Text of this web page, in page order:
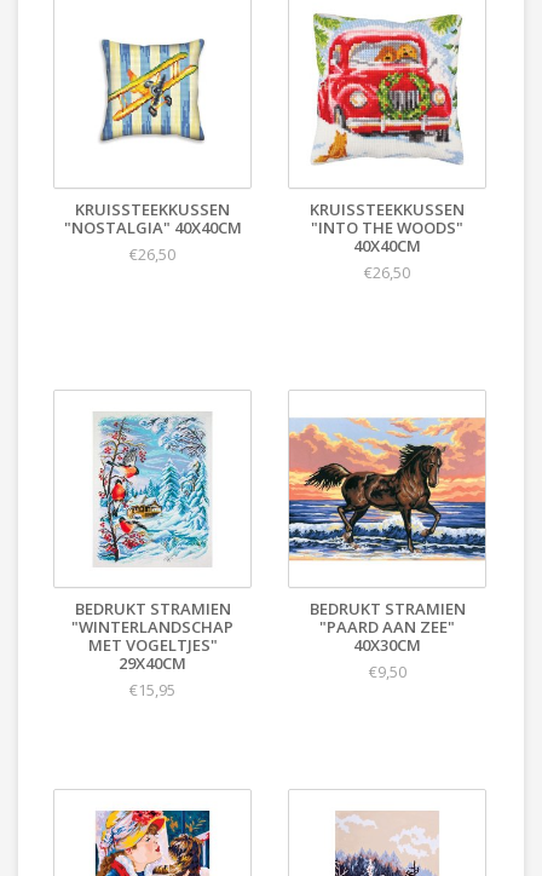
KRUISSTEEKKUSSEN
"NOSTALGIA" 40X40CM
€26,50
KRUISSTEEKKUSSEN
"INTO THE WOODS"
40X40CM
€26,50
BEDRUKT STRAMIEN
"WINTERLANDSCHAP
MET VOGELTJES"
29X40CM
€15,95
BEDRUKT STRAMIEN
"PAARD AAN ZEE"
40X30CM
€9,50